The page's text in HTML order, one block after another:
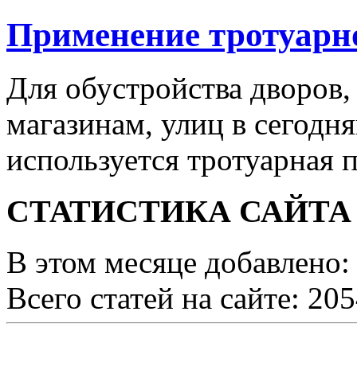
Применение
Для обустройства
магазинам, улиц в
используется тротуарная
СТАТИСТИКА САЙТА
В этом месяце
Всего статей на сайте: